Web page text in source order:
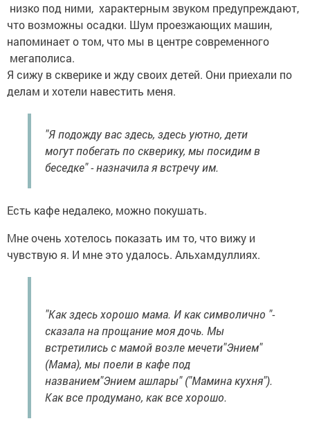
низко под ними, характерным звуком предупреждают,
что возможны осадки. Шум проезжающих машин,
напоминает о том, что мы в центре современного
мегаполиса.
Я сижу в скверике и жду своих детей. Они приехали по
делам и хотели навестить меня.
"Я подожду вас здесь, здесь уютно, дети
могут побегать по скверику, мы посидим в
беседке" - назначила я встречу им.
Есть кафе недалеко, можно покушать.
Мне очень хотелось показать им то, что вижу и
чувствую я. И мне это удалось. Альхамдуллиях.
"Как здесь хорошо мама. И как символично "-
сказала на прощание моя дочь. Мы
встретились с мамой возле мечети"Энием"
(Мама), мы поели в кафе под
названием"Энием ашлары" ("Мамина кухня").
Как все продумано, как все хорошо.